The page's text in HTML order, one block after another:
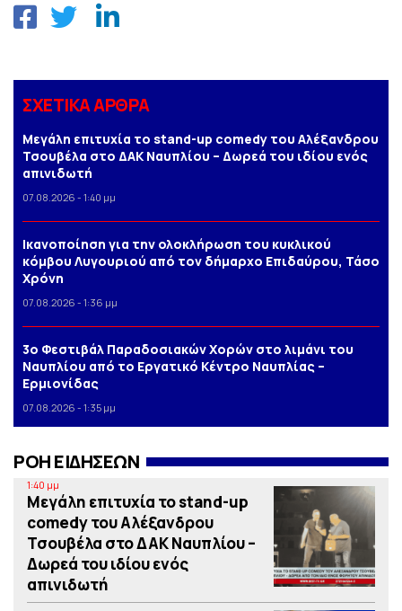
ΣΧΕΤΙΚΑ ΑΡΘΡΑ
Μεγάλη επιτυχία το stand-up comedy του Αλέξανδρου
Τσουβέλα στο ΔΑΚ Ναυπλίου – Δωρεά του ιδίου ενός
απινιδωτή
07.08.2026 - 1:40 μμ
Iκανοποίηση για την ολοκλήρωση του κυκλικού
κόμβου Λυγουριού από τον δήμαρχο Επιδαύρου, Τάσο
Χρόνη
07.08.2026 - 1:36 μμ
3o Φεστιβάλ Παραδοσιακών Χορών στο λιμάνι του
Ναυπλίου από το Εργατικό Κέντρο Ναυπλίας –
Ερμιονίδας
07.08.2026 - 1:35 μμ
ΡΟΗ ΕΙΔΗΣΕΩΝ
1:40 μμ
Μεγάλη επιτυχία το stand-up
comedy του Αλέξανδρου
Τσουβέλα στο ΔΑΚ Ναυπλίου –
Δωρεά του ιδίου ενός
απινιδωτή